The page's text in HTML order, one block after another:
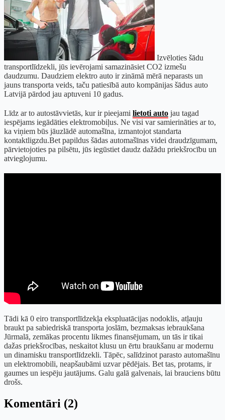
Izvēloties šādu
transportlīdzekli, jūs ievērojami samazināsiet CO2 izmešu
daudzumu. Daudziem elektro auto ir zināmā mērā neparasts un
jauns transporta veids, taču patiesībā auto kompānijas šādus auto
Latvijā pārdod jau aptuveni 10 gadus.
Līdz ar to autostāvvietās, kur ir pieejami lietoti auto jau tagad
iespējams iegādāties elektromobiļus. Ne visi var samierināties ar to,
ka viņiem būs jāuzlādē automašīna, izmantojot standarta
kontaktligzdu.Bet papildus šādas automašīnas videi draudzīgumam,
pārvietojoties pa pilsētu, jūs iegūstiet daudz dažādu priekšrocību un
atvieglojumu.
Tādi kā 0 eiro transportlīdzekļa ekspluatācijas nodoklis, atļauju
braukt pa sabiedriskā transporta joslām, bezmaksas iebraukšana
Jūrmalā, zemākas procentu likmes finansējumam, un tās ir tikai
dažas priekšrocības, neskaitot klusu un ērtu braukšanu ar modernu
un dinamisku transportlīdzekli. Tāpēc, salīdzinot parasto automašīnu
un elektromobili, neapšaubāmi uzvar pēdējais. Bet tas, protams, ir
gaumes un iespēju jautājums. Galu galā galvenais, lai brauciens būtu
drošs.
Komentāri (2)